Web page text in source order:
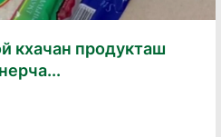
кхачан продукташ